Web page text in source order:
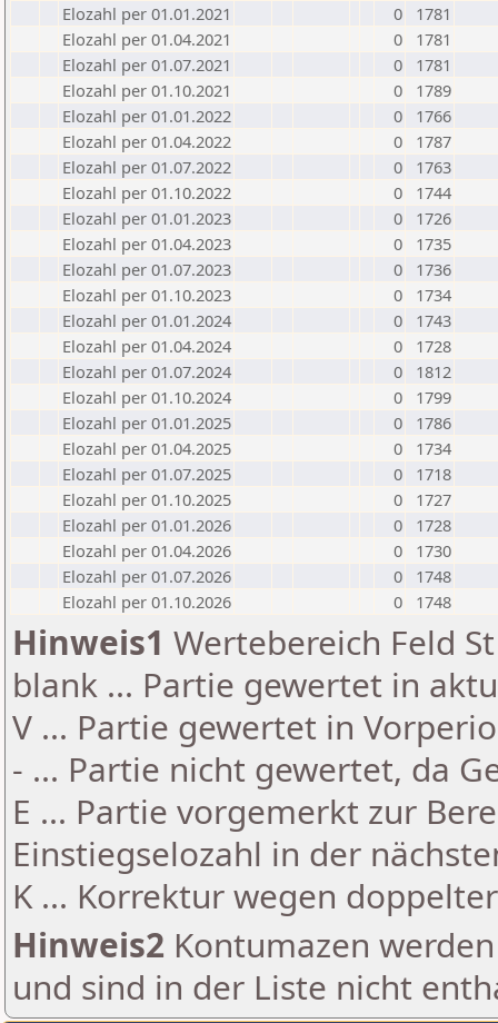
Elozahl per 01.01.2021
0
1781
Elozahl per 01.04.2021
0
1781
Elozahl per 01.07.2021
0
1781
Elozahl per 01.10.2021
0
1789
Elozahl per 01.01.2022
0
1766
Elozahl per 01.04.2022
0
1787
Elozahl per 01.07.2022
0
1763
Elozahl per 01.10.2022
0
1744
Elozahl per 01.01.2023
0
1726
Elozahl per 01.04.2023
0
1735
Elozahl per 01.07.2023
0
1736
Elozahl per 01.10.2023
0
1734
Elozahl per 01.01.2024
0
1743
Elozahl per 01.04.2024
0
1728
Elozahl per 01.07.2024
0
1812
Elozahl per 01.10.2024
0
1799
Elozahl per 01.01.2025
0
1786
Elozahl per 01.04.2025
0
1734
Elozahl per 01.07.2025
0
1718
Elozahl per 01.10.2025
0
1727
Elozahl per 01.01.2026
0
1728
Elozahl per 01.04.2026
0
1730
Elozahl per 01.07.2026
0
1748
Elozahl per 01.10.2026
0 1748
Hinweis1 Wertebereich Feld
blank ... Partie gewertet in
V ... Partie gewertet in
- ... Partie nicht gewertet, da
E ... Partie vorgemerkt zur
Einstiegselozahl in der
K ... Korrektur wegen
Hinweis2 Kontumazen
und sind in der Liste nicht